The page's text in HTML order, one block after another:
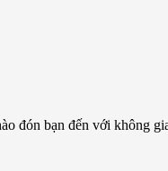
đón bạn đến với không